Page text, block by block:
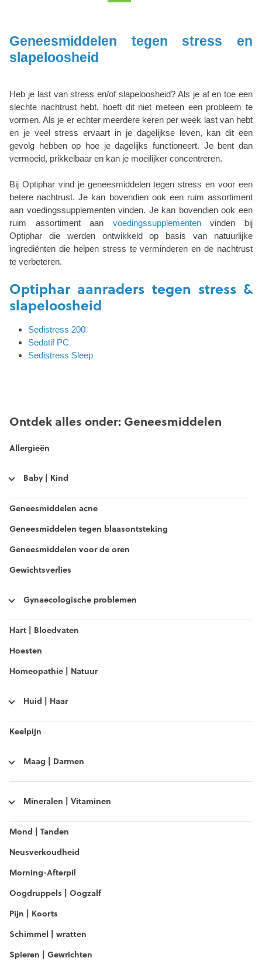
Geneesmiddelen tegen stress en
slapeloosheid
Heb je last van stress en/of slapeloosheid? Als je af en toe een
slechte nachtrust hebt, hoeft dit niet meteen een probleem te
vormen. Als je er echter meerdere keren per week last van hebt
en je veel stress ervaart in je dagelijkse leven, kan dit een
gevolg hebben op hoe je dagelijks functioneert. Je bent dan
vermoeid, prikkelbaar en kan je moeilijker concentreren.
Bij Optiphar vind je geneesmiddelen tegen stress en voor een
betere nachtrust. Je kan bovendien ook een ruim assortiment
aan voedingssupplementen vinden. Je kan bovendien ook een
ruim assortiment aan voedingssupplementenvinden bij
Optiphar die werden ontwikkeld op basis van natuurlijke
ingrediënten die helpen stress te verminderen en de nachtrust
te verbeteren.
Optiphar aanraders tegen stress &
slapeloosheid
Sedistress 200
Sedatif PC
Sedistress Sleep
Ontdek alles onder: Geneesmiddelen
Allergieën
Baby | Kind
Geneesmiddelen acne
Geneesmiddelen tegen blaasontsteking
Geneesmiddelen voor de oren
Gewichtsverlies
Gynaecologische problemen
Hart | Bloedvaten
Hoesten
Homeopathie | Natuur
Huid | Haar
Keelpijn
Maag | Darmen
Mineralen | Vitaminen
Mond | Tanden
Neusverkoudheid
Morning-Afterpil
Oogdruppels | Oogzalf
Pijn | Koorts
Schimmel | wratten
Spieren | Gewrichten